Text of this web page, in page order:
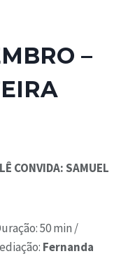
–
CONVIDA: SAMUEL
50 min /
Fernanda